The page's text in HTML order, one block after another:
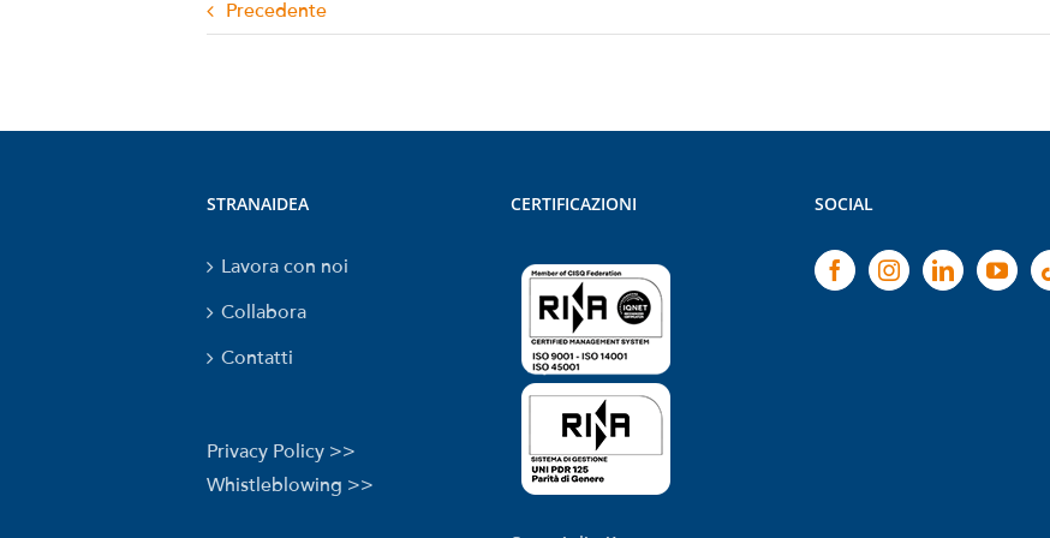
Precedente
STRANAIDEA
Lavora con noi
Collabora
Contatti
Privacy Policy >>
Whistleblowing >>
CERTIFICAZIONI SOCIAL